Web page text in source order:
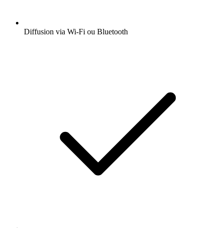
Diffusion via Wi-Fi ou Bluetooth